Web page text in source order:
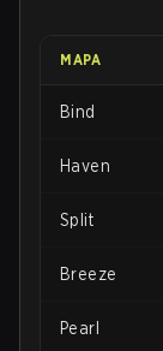
MAPA
Bind
Haven
Split
Breeze
Pearl